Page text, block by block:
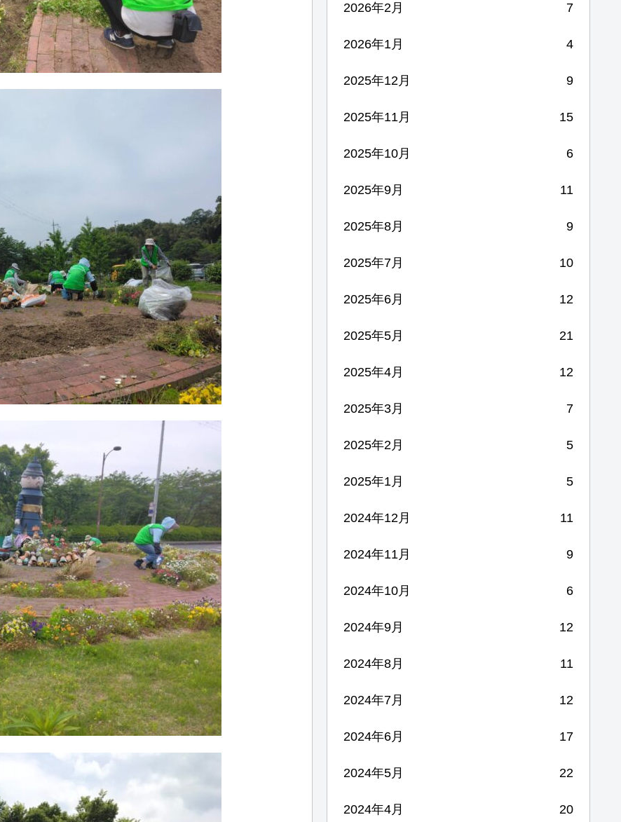
2026年2月 7
2026年1月 4
2025年12月 9
2025年11月 15
2025年10月 6
2025年9月 11
2025年8月 9
2025年7月 10
2025年6月 12
2025年5月 21
2025年4月 12
2025年3月 7
2025年2月 5
2025年1月 5
2024年12月 11
2024年11月 9
2024年10月 6
2024年9月 12
2024年8月 11
2024年7月 12
2024年6月 17
2024年5月 22
2024年4月 20